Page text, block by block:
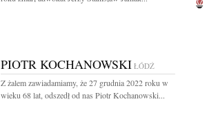
PIOTR KOCHANOWSKI ŁÓDŹ
Z żalem zawiadamiamy, że 27 grudnia 2022 roku w
wieku 68 lat, odszedł od nas Piotr Kochanowski...